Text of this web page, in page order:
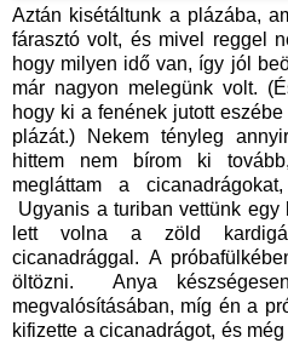
Aztán kisétáltunk a plázába,
fárasztó volt, és mivel reggel
hogy milyen idő van, így jól
már nagyon melegünk volt.
hogy ki a fenének jutott
plázát.) Nekem tényleg
hittem nem bírom ki
megláttam a
Ugyanis a turiban vettünk egy
lett volna a zöld
cicanadrággal. A
öltözni. Anya
megvalósításában, míg én a
kifizette a cicanadrágot, és